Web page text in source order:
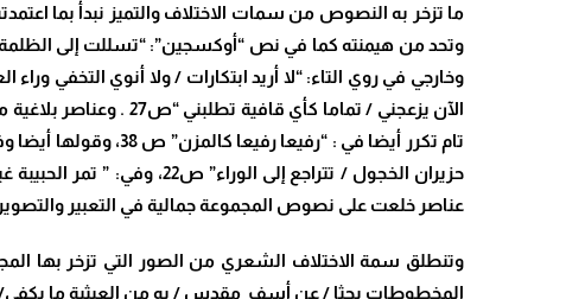
ما تزخر به النصوص من سمات الاختلاف والتميز نبدأ بما
عناصر خلعت على نصوص المجموعة جمالية في التعبير
وتنطلق سمة الاختلاف الشعري من الصور التي تزخر بها